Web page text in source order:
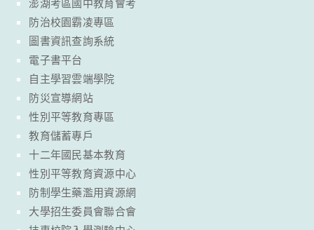
澎湖考區國中教育會考
防治校園霸凌專區
圖書資訊查詢系統
電子書平台
自主學習雲端學院
防災宣導網站
性別平等教育專區
教育儲蓄專戶
十二年國民基本教育
性別平等教育資源中心
防制學生藥濫用資源網
大學招生委員會聯合會